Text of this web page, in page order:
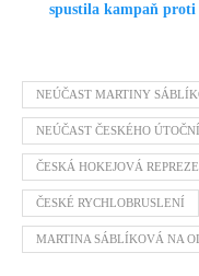
spustila kampaň proti
NEÚČAST MARTINY
NEÚČAST ČESKÉHO
ČESKÁ HOKEJOVÁ
ČESKÉ RYCHLOBRUSLENÍ
MARTINA SÁBLÍKOVÁ NA